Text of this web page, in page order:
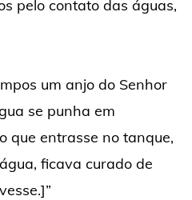
pelo contato das águas,
um anjo do Senhor
se punha em
que entrasse no tanque,
ficava curado de